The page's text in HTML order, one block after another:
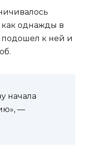
как однажды в
подошел к ней и
начала
—